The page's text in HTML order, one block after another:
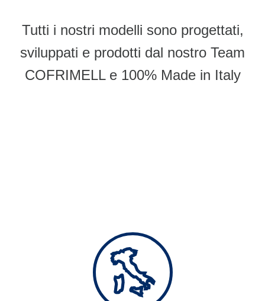
Tutti i nostri modelli sono progettati,
sviluppati e prodotti dal nostro Team
COFRIMELL e 100% Made in Italy